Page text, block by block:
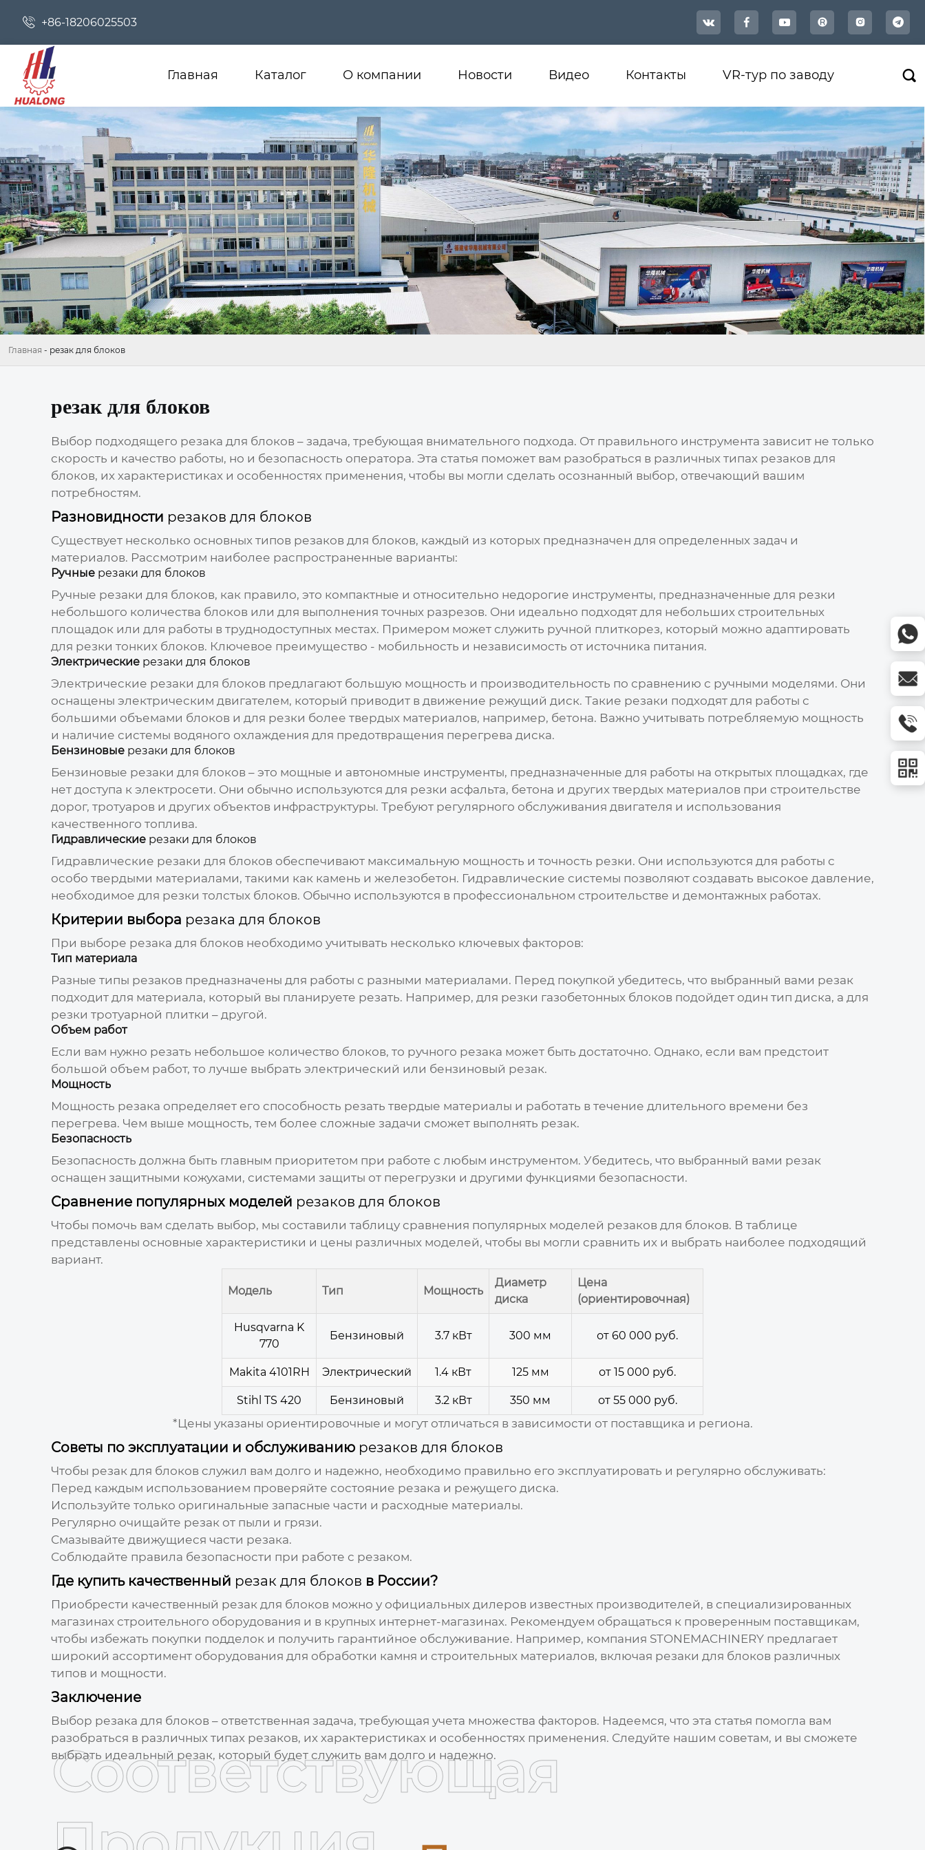
 +86-18206025503    
Главная Каталог О компании Новости Видео Контакты VR-тур по заводу 
Главная - резак для блоков
резак для блоков
Выбор подходящего резака для блоков– задача, требующая внимательного подхода. От правильного инструмента зависит не только
скорость и качество работы, но и безопасность оператора. Эта статья поможет вам разобраться в различных типах резаков для
блоков, их характеристиках и особенностях применения, чтобы вы могли сделать осознанный выбор, отвечающий вашим
потребностям.
Разновидности резаков для блоков
Существует несколько основных типов резаков для блоков, каждый из которых предназначен для определенных задач и
материалов. Рассмотрим наиболее распространенные варианты:
Ручные резаки для блоков
Ручные резаки для блоков, как правило, это компактные и относительно недорогие инструменты, предназначенные для резки
небольшого количества блоков или для выполнения точных разрезов. Они идеально подходят для небольших строительных
площадок или для работы в труднодоступных местах. Примером может служить ручной плиткорез, который можно адаптировать
для резки тонких блоков. Ключевое преимущество - мобильность и независимость от источника питания.
Электрические резаки для блоков
Электрические резаки для блоковпредлагают большую мощность и производительность по сравнению с ручными моделями. Они
оснащены электрическим двигателем, который приводит в движение режущий диск. Такие резаки подходят для работы с
большими объемами блоков и для резки более твердых материалов, например, бетона. Важно учитывать потребляемую мощность
и наличие системы водяного охлаждения для предотвращения перегрева диска.
Бензиновые резаки для блоков
Бензиновые резаки для блоков– это мощные и автономные инструменты, предназначенные для работы на открытых площадках, где
нет доступа к электросети. Они обычно используются для резки асфальта, бетона и других твердых материалов при строительстве
дорог, тротуаров и других объектов инфраструктуры. Требуют регулярного обслуживания двигателя и использования
качественного топлива.
Гидравлические резаки для блоков
Гидравлические резаки для блоковобеспечивают максимальную мощность и точность резки. Они используются для работы с
особо твердыми материалами, такими как камень и железобетон. Гидравлические системы позволяют создавать высокое давление,
необходимое для резки толстых блоков. Обычно используются в профессиональном строительстве и демонтажных работах.
Критерии выбора резака для блоков
При выборе резака для блоковнеобходимо учитывать несколько ключевых факторов:
Тип материала
Разные типы резаковпредназначены для работы с разными материалами. Перед покупкой убедитесь, что выбранный вами резак
подходит для материала, который вы планируете резать. Например, для резки газобетонных блоков подойдет один тип диска, а для
резки тротуарной плитки – другой.
Объем работ
Если вам нужно резать небольшое количество блоков, то ручного резака может быть достаточно. Однако, если вам предстоит
большой объем работ, то лучше выбрать электрический или бензиновый резак.
Мощность
Мощность резака определяет его способность резать твердые материалы и работать в течение длительного времени без
перегрева. Чем выше мощность, тем более сложные задачи сможет выполнять резак.
Безопасность
Безопасность должна быть главным приоритетом при работе с любым инструментом. Убедитесь, что выбранный вами резак
оснащен защитными кожухами, системами защиты от перегрузки и другими функциями безопасности.
Сравнение популярных моделей резаков для блоков
Чтобы помочь вам сделать выбор, мы составили таблицу сравнения популярных моделей резаков для блоков. В таблице
представлены основные характеристики и цены различных моделей, чтобы вы могли сравнить их и выбрать наиболее подходящий
вариант.
Модель Тип Мощность
Диаметр
диска
Цена
(ориентировочная)
Husqvarna K
770
Бензиновый 3.7 кВт 300 мм от 60 000 руб.
Makita 4101RH Электрический 1.4 кВт 125 мм от 15 000 руб.
Stihl TS 420 Бензиновый 3.2 кВт 350 мм от 55 000 руб.
*Цены указаны ориентировочные и могут отличаться в зависимости от поставщика и региона.
Советы по эксплуатации и обслуживанию резаков для блоков
Чтобы резак для блоковслужил вам долго и надежно, необходимо правильно его эксплуатировать и регулярно обслуживать:
Перед каждым использованием проверяйте состояние резака и режущего диска.
Используйте только оригинальные запасные части и расходные материалы.
Регулярно очищайте резак от пыли и грязи.
Смазывайте движущиеся части резака.
Соблюдайте правила безопасности при работе с резаком.
Где купить качественный резак для блоков в России?
Приобрести качественный резак для блоковможно у официальных дилеров известных производителей, в специализированных
магазинах строительного оборудования и в крупных интернет-магазинах. Рекомендуем обращаться к проверенным поставщикам,
чтобы избежать покупки подделок и получить гарантийное обслуживание. Например, компания STONEMACHINERYпредлагает
широкий ассортимент оборудования для обработки камня и строительных материалов, включая резаки для блоковразличных
типов и мощности.
Заключение
Выбор резака для блоков– ответственная задача, требующая учета множества факторов. Надеемся, что эта статья помогла вам
разобраться в различных типах резаков, их характеристиках и особенностях применения. Следуйте нашим советам, и вы сможете
выбрать идеальный резак, который будет служить вам долго и надежно.
Соответствующая